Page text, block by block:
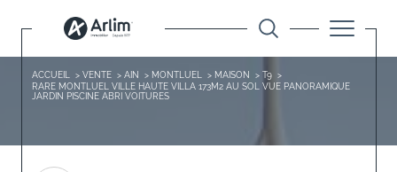
ACCUEIL VENTE AIN MONTLUEL MAISON
T9
RARE MONTLUEL VILLE HAUTE VILLA 173M2 AU SOL VUE PANORAMIQUE
JARDIN PISCINE ABRI VOITURES